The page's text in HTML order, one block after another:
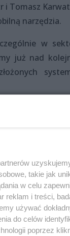
i Tomasz
narzędzia.
w
już nad
takie jak
w celu
reklam i treści,
używać
do celów
poprzez